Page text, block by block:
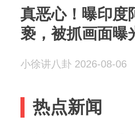
真恶心！曝印度
亵，被抓画面曝
小徐讲八卦 2026-08-06
热点新闻